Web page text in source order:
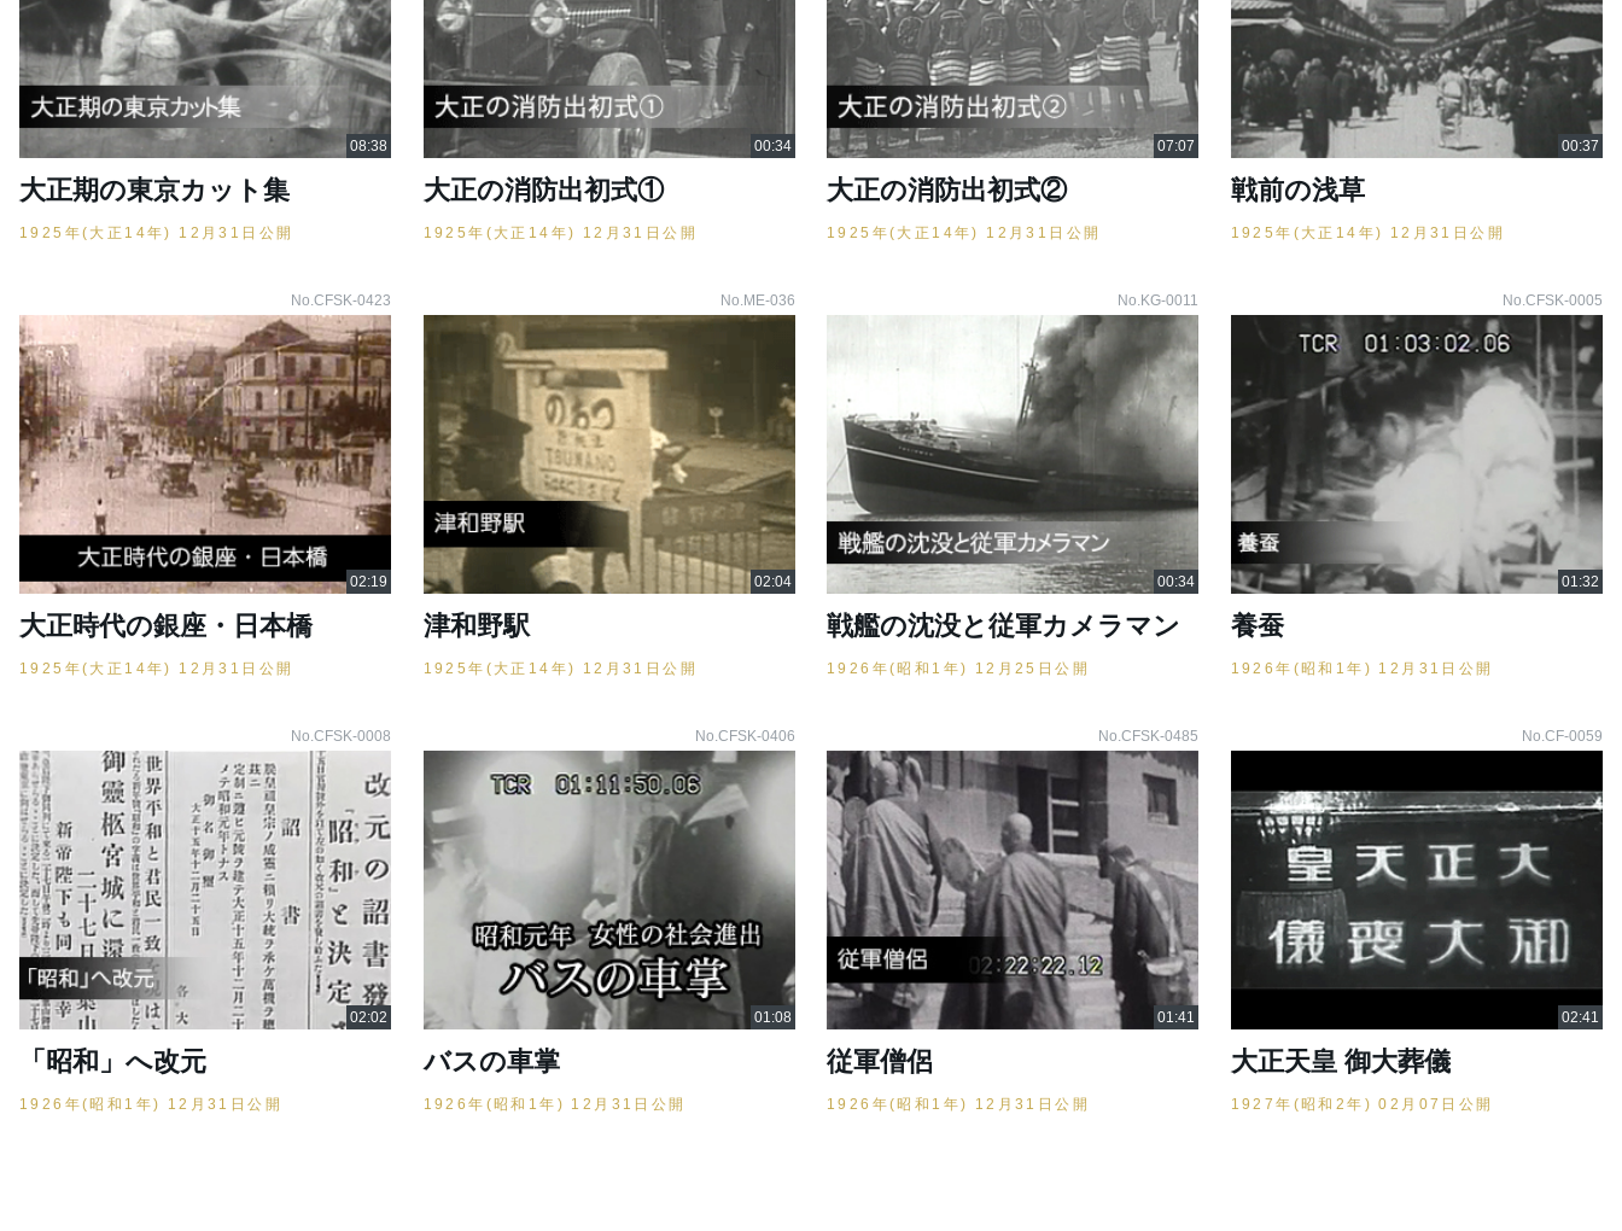
大正期の東京カット集
1925年(大正14年) 12月31日公開
大正の消防出初式①
1925年(大正14年) 12月31日公開
大正の消防出初式②
1925年(大正14年) 12月31日公開
戦前の浅草
1925年(大正14年) 12月31日公開
No.CFSK-0423
大正時代の銀座・日本橋
1925年(大正14年) 12月31日公開
No.ME-036
津和野駅
1925年(大正14年) 12月31日公開
No.KG-0011
戦艦の沈没と従軍カメラマン
1926年(昭和1年) 12月25日公開
No.CFSK-0005
養蚕
1926年(昭和1年) 12月31日公開
No.CFSK-0008
「昭和」へ改元
1926年(昭和1年) 12月31日公開
No.CFSK-0406
バスの車掌
1926年(昭和1年) 12月31日公開
No.CFSK-0485
従軍僧侶
1926年(昭和1年) 12月31日公開
No.CF-0059
大正天皇 御大葬儀
1927年(昭和2年) 02月07日公開